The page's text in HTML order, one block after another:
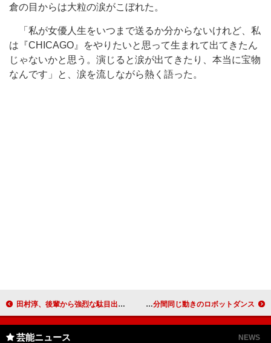
倉の目からは大粒の涙がこぼれた。
「私が女優人生をいつまで送るか分からないけれど、私
は『CHICAGO』をやりたいと思って生まれて出てきたん
じゃないかと思う。演じると涙が出てきたり、本当に宝物
なんです」と、涙を流しながら熱く語った。
田村淳、後輩から強烈な駄目出し 「ネーミングが悪い」とノブコブ吉村 須藤元気率いるWORLD ORDERがギネス記録 647人で５分間同じ動きのロボットダンス
芸能ニュース NEWS